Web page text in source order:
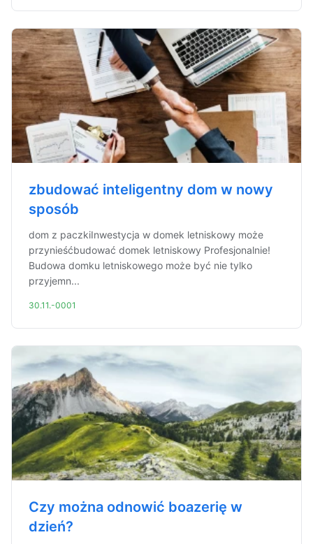
zbudować inteligentny dom w nowy
sposób
dom z paczkiInwestycja w domek letniskowy może
przynieśćbudować domek letniskowy Profesjonalnie!
Budowa domku letniskowego może być nie tylko
przyjemn...
30.11.-0001
Czy można odnowić boazerię w
dzień?